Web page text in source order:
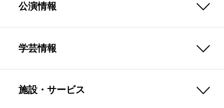
公演情報
学芸情報
施設・サービス